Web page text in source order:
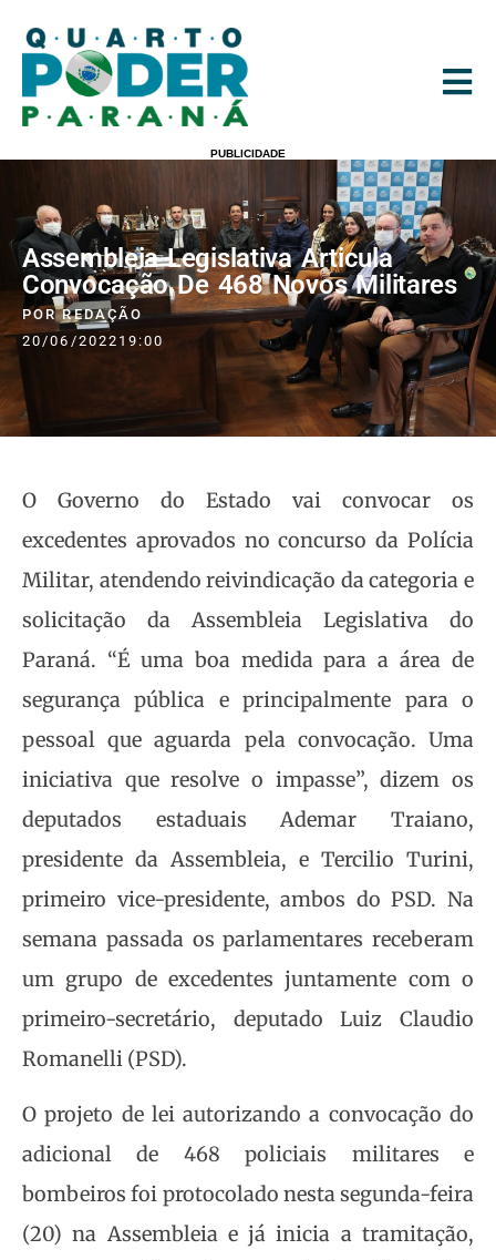
PUBLICIDADE
Assembleia Legislativa Articula
Convocação De 468 Novos Militares
PORREDAÇÃO
20/06/2022 19:00
O Governo do Estado vai convocar os
excedentes aprovados no concurso da Polícia
Militar, atendendo reivindicação da categoria e
solicitação da Assembleia Legislativa do
Paraná. “É uma boa medida para a área de
segurança pública e principalmente para o
pessoal que aguarda pela convocação. Uma
iniciativa que resolve o impasse”, dizem os
deputados estaduais Ademar Traiano,
presidente da Assembleia, e Tercilio Turini,
primeiro vice-presidente, ambos do PSD. Na
semana passada os parlamentares receberam
um grupo de excedentes juntamente com o
primeiro-secretário, deputado Luiz Claudio
Romanelli (PSD).
O projeto de lei autorizando a convocação do
adicional de 468 policiais militares e
bombeiros foi protocolado nesta segunda-feira
(20) na Assembleia e já inicia a tramitação,